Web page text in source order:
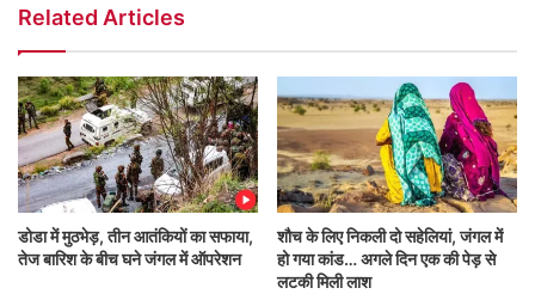
Related Articles
डोडा में मुठभेड़, तीन आतंकियों का सफाया,
तेज बारिश के बीच घने जंगल में ऑपरेशन
शौच के लिए निकली दो सहेलियां, जंगल में
हो गया कांड… अगले दिन एक की पेड़ से
लटकी मिली लाश